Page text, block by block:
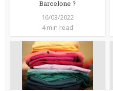
Barcelone ?
16/03/2022
4 min read